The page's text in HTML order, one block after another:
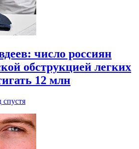
число россиян
обструкцией легких
12 млн
спустя